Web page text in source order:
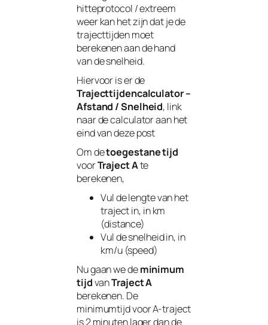
hitteprotocol / extreem
weer kan het zijn dat je de
trajecttijden moet
berekenen aan de hand
van de snelheid.
Hiervoor is er de
Trajecttijdencalculator –
Afstand / Snelheid, link
naar de calculator aan het
eind van deze post
Om detoegestane tijd
voorTraject Ate
berekenen,
Vul de lengte van het
traject in, in km
(distance)
Vul de snelheid in, in
km/u (speed)
Nu gaan we deminimum
tijdvanTraject A
berekenen. De
minimumtijd voor A-traject
is 2 minuten lager dan de